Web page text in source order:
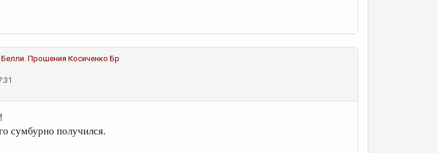
Прошения Косиченко Бр
сумбурно получился.